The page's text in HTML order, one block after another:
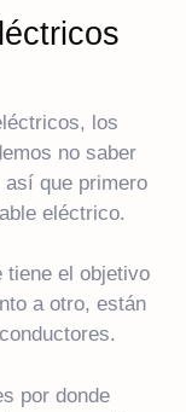
los
no saber
así que primero
eléctrico.
tiene el objetivo
a otro, están
por donde